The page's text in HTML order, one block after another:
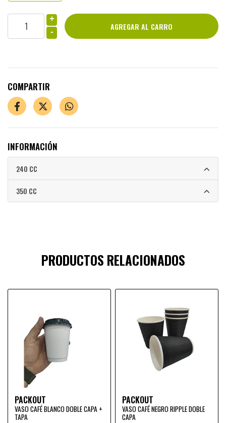
+
-
COMPARTIR
INFORMACIÓN
240 CC
350 CC
PRODUCTOS RELACIONADOS
PACKOUT
VASO CAFÉ BLANCO DOBLE CAPA +
TAPA
PACKOUT
VASO CAFÉ NEGRO RIPPLE DOBLE
CAPA